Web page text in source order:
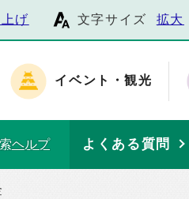
げ 文字サイズ 拡大
イベント・観光
ヘルプ よくある質問